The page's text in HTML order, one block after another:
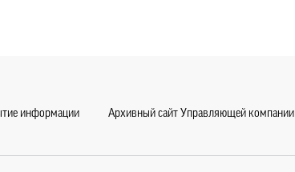
информации Архивный сайт Управляющей компании